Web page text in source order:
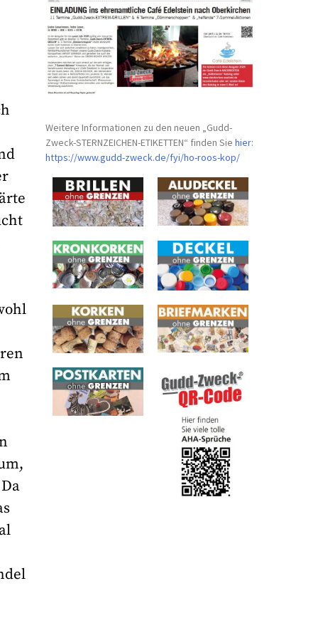
Weitere Informationen zu den neuen „Gudd-
Zweck-STERNZEICHEN-ETIKETTEN“ finden Siehier:
https://www.gudd-zweck.de/fyi/ho-roos-kop/